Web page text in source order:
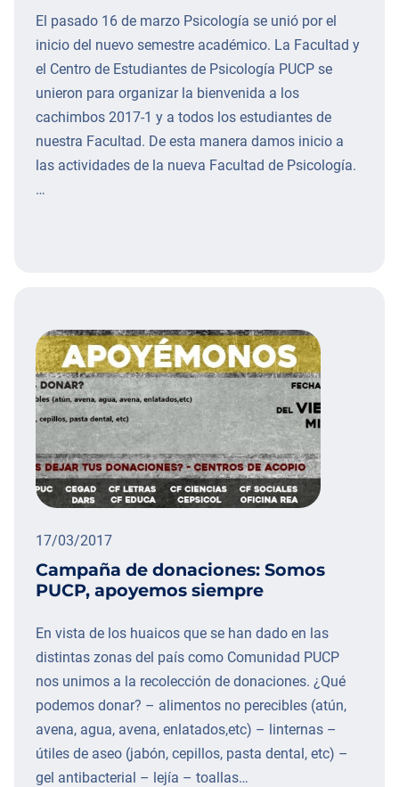
El pasado 16 de marzo Psicología se unió por el
inicio del nuevo semestre académico. La Facultad y
el Centro de Estudiantes de Psicología PUCP se
unieron para organizar la bienvenida a los
cachimbos 2017-1 y a todos los estudiantes de
nuestra Facultad. De esta manera damos inicio a
las actividades de la nueva Facultad de Psicología.
…
17/03/2017
Campaña de donaciones: Somos
PUCP, apoyemos siempre
En vista de los huaicos que se han dado en las
distintas zonas del país como Comunidad PUCP
nos unimos a la recolección de donaciones. ¿Qué
podemos donar? – alimentos no perecibles (atún,
avena, agua, avena, enlatados,etc) – linternas –
útiles de aseo (jabón, cepillos, pasta dental, etc) –
gel antibacterial – lejía – toallas…